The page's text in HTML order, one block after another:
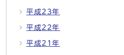
平成23年
平成22年
平成21年